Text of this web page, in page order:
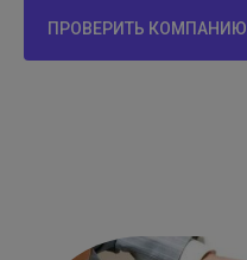
ПРОВЕРИТЬ КОМПАНИЮ